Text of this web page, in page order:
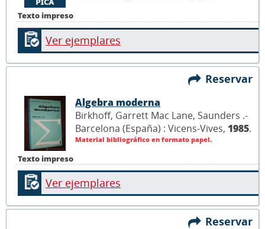
Texto impreso
Ver ejemplares
Reservar
Texto impreso
Algebra moderna
Birkhoff, Garrett Mac Lane, Saunders .-
Barcelona (España) : Vicens-Vives, 1985.
Material bibliográfico en formato papel.
Ver ejemplares
Reservar